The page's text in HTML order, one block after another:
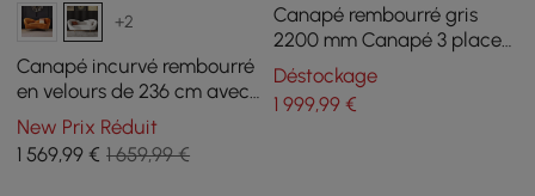
+2
Canapé incurvé rembourré
en velours de 236 cm avec
pieds dorés
New Prix Réduit
1 569,99 € 1 659,99 €
Canapé rembourré gris
2200 mm Canapé 3 places
en coton et lin avec
oreillers Pieds dorés
Déstockage
1 999,99€